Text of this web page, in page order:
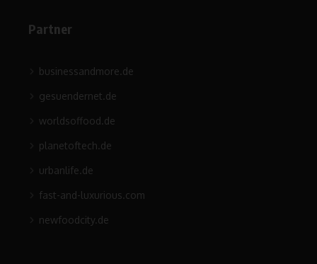
Partner
businessandmore.de
gesuendernet.de
worldsoffood.de
planetoftech.de
urbanlife.de
fast-and-luxurious.com
newfoodcity.de